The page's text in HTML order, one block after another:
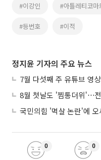
#이강인 #아틀레티코마
#등번호 #이적
정지윤 기자의 주요 뉴스
7월 다섯째 주 유튜브 영
8월 첫날도 '찜통더위'⋯
0 0